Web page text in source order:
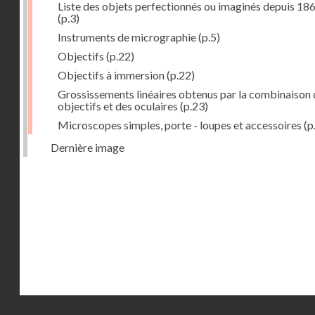
Liste des objets perfectionnés ou imaginés depuis
(p.3)
Instruments de micrographie(p.5)
Objectifs (p.22)
Objectifs à immersion(p.22)
Grossissements linéaires obtenus par la combinaison
objectifs et des oculaires (p.23)
Microscopes simples, porte - loupes et accessoires
Dernière image